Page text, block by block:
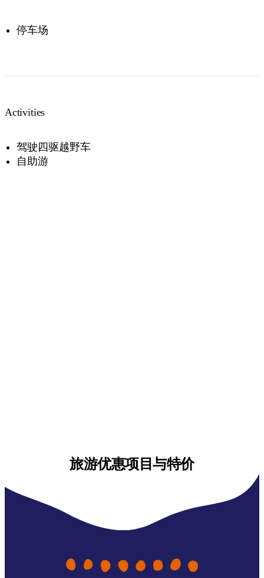
停车场
Activities
驾驶四驱越野车
自助游
旅游优惠项目与特价